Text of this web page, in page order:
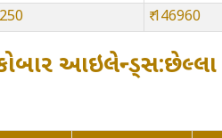
₹ 146960
આઇલેન્ડ્સ:છેલ્લા